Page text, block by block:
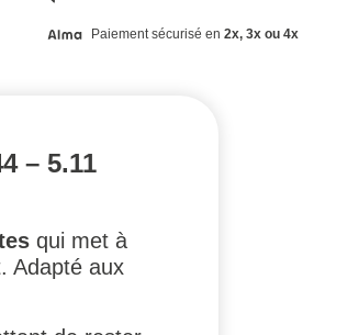
Paiement sécurisé en 2x, 3x ou 4x
– 5.11
qui met à
Adapté aux